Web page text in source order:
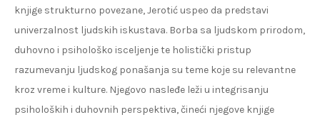
knjige strukturno povezane, Jerotić uspeo da predstavi
univerzalnost ljudskih iskustava. Borba sa ljudskom prirodom,
duhovno i psihološko isceljenje te holistički pristup
razumevanju ljudskog ponašanja su teme koje su relevantne
kroz vreme i kulture. Njegovo nasleđe leži u integrisanju
psiholoških i duhovnih perspektiva, čineći njegove knjige